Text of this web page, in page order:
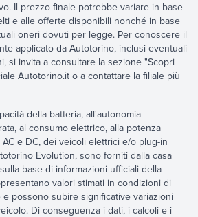
Il prezzo finale potrebbe variare in base
e alle offerte disponibili nonché in base
oneri dovuti per legge. Per conoscere il
applicato da Autotorino, inclusi eventuali
si invita a consultare la sezione "Scopri
Autotorino.it o a contattare la filiale più
della batteria, all'autonomia
al consumo elettrico, alla potenza
AC e DC, dei veicoli elettrici e/o plug-in
Evolution, sono forniti dalla casa
base di informazioni ufficiali della
valori stimati in condizioni di
e possono subire significative variazioni
Di conseguenza i dati, i calcoli e i